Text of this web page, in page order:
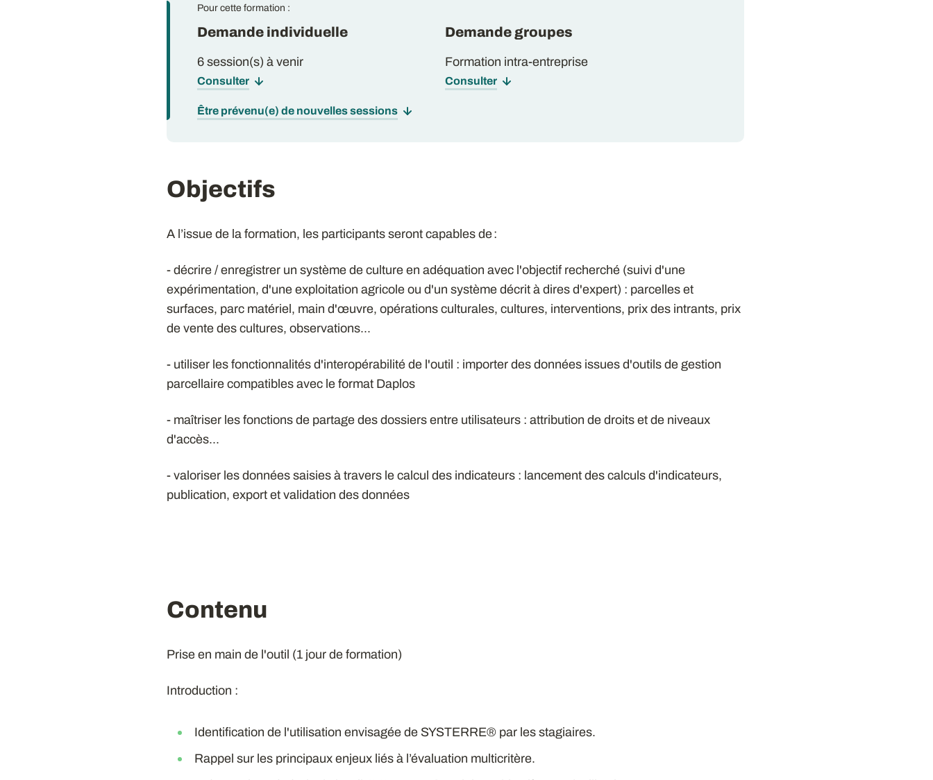
Pour cette formation :
Demande individuelle
6 session(s) à venir
Consulter
Être prévenu(e) de nouvelles sessions
Demande groupes
Formation intra-entreprise
Consulter
Objectifs
A l’issue de la formation, les participants seront capables de :
- décrire / enregistrer un système de culture en adéquation avec l'objectif recherché (suivi d'une
expérimentation, d'une exploitation agricole ou d'un système décrit à dires d'expert) : parcelles et
surfaces, parc matériel, main d'œuvre, opérations culturales, cultures, interventions, prix des intrants, prix
de vente des cultures, observations...
- utiliser les fonctionnalités d'interopérabilité de l'outil : importer des données issues d'outils de gestion
parcellaire compatibles avec le format Daplos
- maîtriser les fonctions de partage des dossiers entre utilisateurs : attribution de droits et de niveaux
d'accès...
- valoriser les données saisies à travers le calcul des indicateurs : lancement des calculs d'indicateurs,
publication, export et validation des données
Contenu
Prise en main de l'outil (1 jour de formation)
Introduction :
Identification de l'utilisation envisagée de SYSTERRE® par les stagiaires.
Rappel sur les principaux enjeux liés à l’évaluation multicritère.